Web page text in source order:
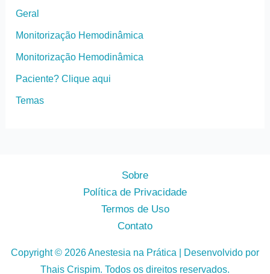
Geral
Monitorização Hemodinâmica
Monitorização Hemodinâmica
Paciente? Clique aqui
Temas
Sobre
Política de Privacidade
Termos de Uso
Contato
Copyright © 2026 Anestesia na Prática | Desenvolvido por
Thais Crispim. Todos os direitos reservados.